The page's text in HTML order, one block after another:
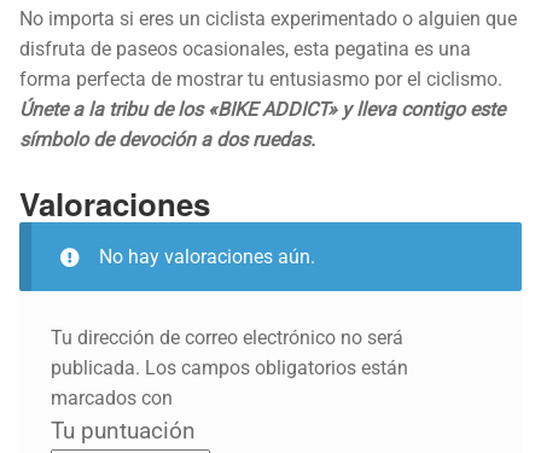
No importa si eres un ciclista experimentado o alguien que
disfruta de paseos ocasionales, esta pegatina es una
forma perfecta de mostrar tu entusiasmo por el ciclismo.
Únete a la tribu de los «BIKE ADDICT» y lleva contigo este
símbolo de devoción a dos ruedas.
Valoraciones
No hay valoraciones aún.
Tu dirección de correo electrónico no será
publicada. Los campos obligatorios están
marcados con
Tu puntuación